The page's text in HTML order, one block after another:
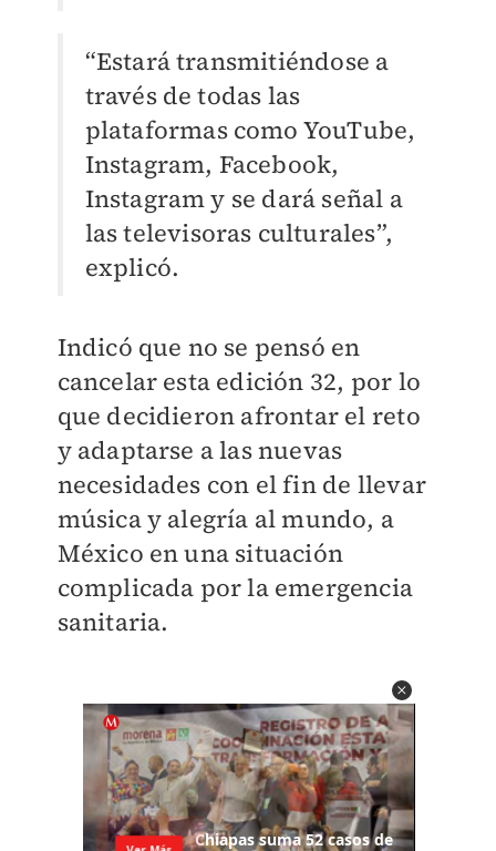
“Estará transmitiéndose a
través de todas las
plataformas como YouTube,
Instagram, Facebook,
Instagram y se dará señal a
las televisoras culturales”,
explicó.
Indicó que no se pensó en
cancelar esta edición 32, por lo
que decidieron afrontar el reto
y adaptarse a las nuevas
necesidades con el fin de llevar
música y alegría al mundo, a
México en una situación
complicada por la emergencia
sanitaria.